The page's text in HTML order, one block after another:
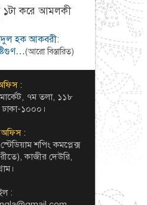
১টা করে আমলকী
হক আকবরী:
(আরো বিস্তারিত)
:
৭ম তলা, ১১৮
ঢাকা-১০০০।
অফিস :
শপিং কমপ্লেক্স
কাজীর দেউরি,
: